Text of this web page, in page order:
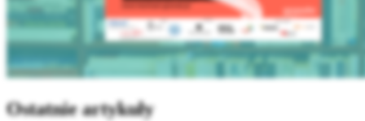
Ostatnie artykuły